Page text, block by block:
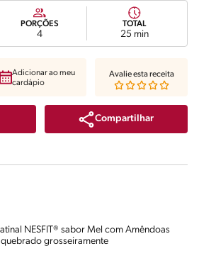
PORÇÕES
4
TOTAL
25 min
Compartilhar
Adicionar ao meu
cardápio
Avalie esta receita
NESFIT® sabor Mel com Amêndoas
grosseiramente